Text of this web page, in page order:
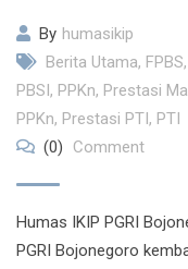
By humasikip
Berita Utama, FPBS,
PBSI, PPKn, Prestasi
PPKn, Prestasi PTI, PTI
(0)
Comment
Humas IKIP PGRI
PGRI Bojonegoro